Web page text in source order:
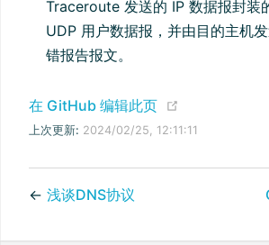
Traceroute 发送的 IP 数据报封装
UDP 用户数据报，并由目的主机
错报告报文。
在 GitHub 编辑此页
上次更新: 2024/02/25, 12:11:11
← 浅谈DNS协议